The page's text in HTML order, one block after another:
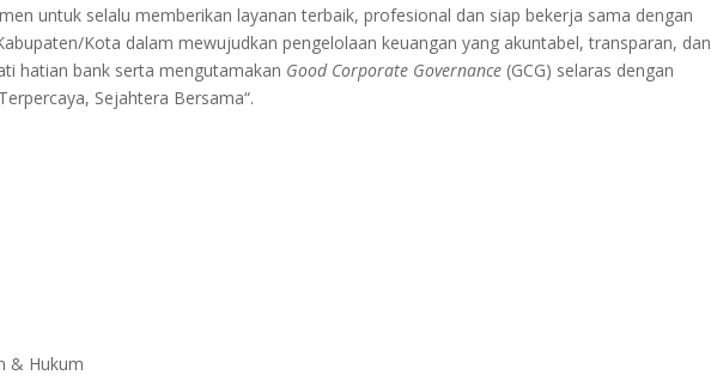
untuk selalu memberikan layanan terbaik, profesional dan siap bekerja sama dengan
Kota dalam mewujudkan pengelolaan keuangan yang akuntabel, transparan, dan
hatian bank serta mengutamakan Good Corporate Governance (GCG) selaras dengan
Sejahtera Bersama“.
& Hukum